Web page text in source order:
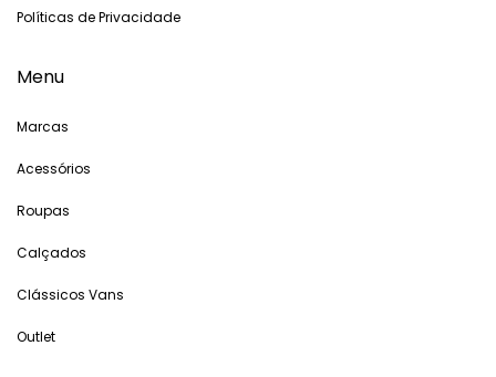
Políticas de Privacidade
Menu
Marcas
Acessórios
Roupas
Calçados
Clássicos Vans
Outlet